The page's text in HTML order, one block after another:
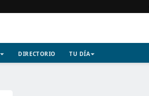
DIRECTORIO TU DÍA